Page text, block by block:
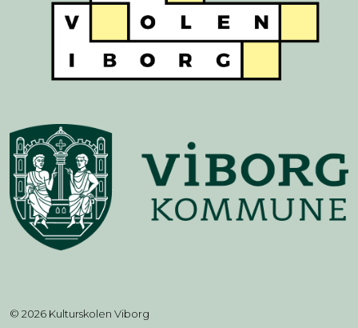
© 2026 Kulturskolen Viborg